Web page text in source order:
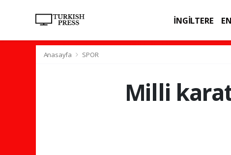
İNGİLTERE
Anasayfa SPOR
Milli